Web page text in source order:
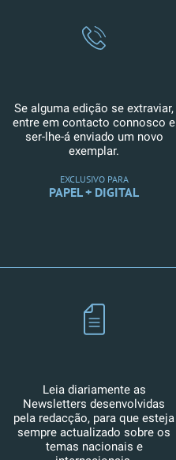
Se alguma edição se extraviar,
entre em contacto connosco e
ser-lhe-á enviado um novo
exemplar.
EXCLUSIVO PARA
PAPEL + DIGITAL
Leia diariamente as
Newsletters desenvolvidas
pela redacção, para que esteja
sempre actualizado sobre os
temas nacionais e